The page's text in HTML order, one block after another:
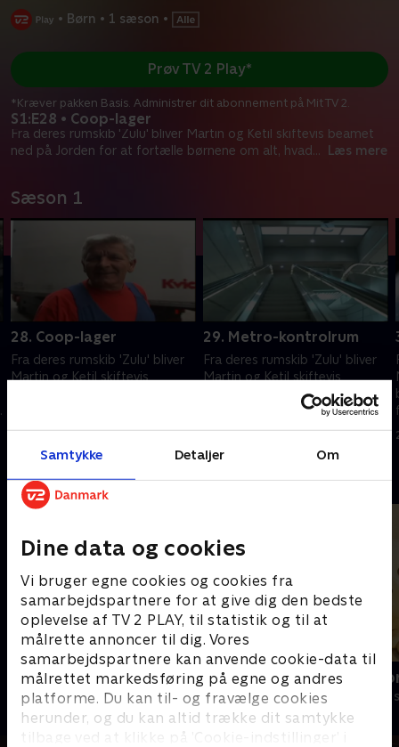
Samtykke Detaljer Om
Dine data og cookies
Vi bruger egne cookies og cookies fra
samarbejdspartnere for at give dig den bedste
oplevelse af TV 2 PLAY, til statistik og til at
målrette annoncer til dig. Vores
samarbejdspartnere kan anvende cookie-data til
målrettet markedsføring på egne og andres
platforme. Du kan til- og fravælge cookies
herunder, og du kan altid trække dit samtykke
tilbage ved at klikke på ’Cookie-indstillinger’ i
• Børn • 1 sæson •
S1:E28 • Coop-lager
Fra deres rumskib 'Zulu' bliver Martin og Ketil skiftevis beamet
ned på Jorden for at fortælle børnene om alt, hvad... Læs mere
Prøv TV 2 Play*
*Kræver pakken Basis. Administrer dit abonnement på Mit TV 2.
Sæson 1
28. Coop-lager
Fra deres rumskib 'Zulu' bliver
Martin og Ketil skiftevis
der er vigtigt at vide noget om,
21. september 2004 • 16 min
29. Metro-kontrolrum
Fra deres rumskib 'Zulu' bliver
Martin og Ketil skiftevis
beamet ned på Jorden for at
fortælle børnene om alt, hvad
der er vigtigt at vide noget om,
23. september 2004 • 15 min
Andre så også
Miniteve: På bondegården
Børneserier • 1 sæsoner
Vip og
Børneserier • 1